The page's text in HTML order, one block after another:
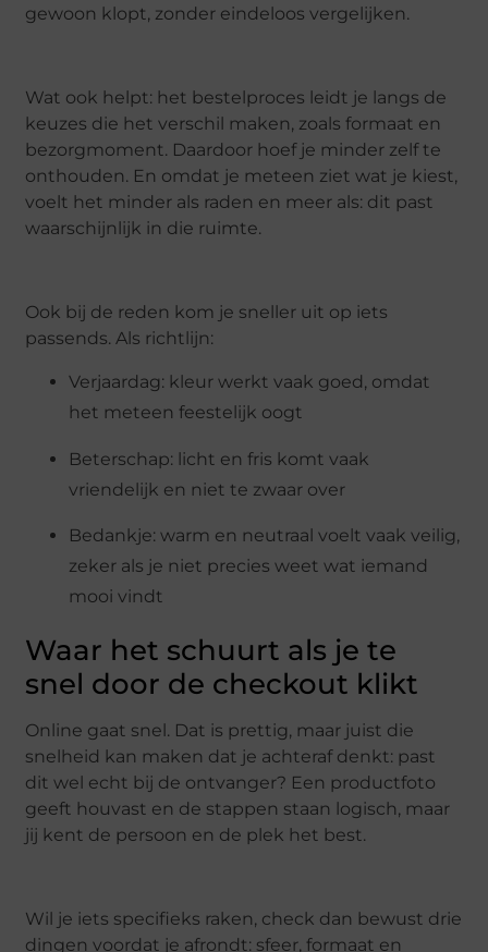
gewoon klopt, zonder eindeloos vergelijken.
Wat ook helpt: het bestelproces leidt je langs de
keuzes die het verschil maken, zoals formaat en
bezorgmoment. Daardoor hoef je minder zelf te
onthouden. En omdat je meteen ziet wat je kiest,
voelt het minder als raden en meer als: dit past
waarschijnlijk in die ruimte.
Ook bij de reden kom je sneller uit op iets
passends. Als richtlijn:
Verjaardag: kleur werkt vaak goed, omdat
het meteen feestelijk oogt
Beterschap: licht en fris komt vaak
vriendelijk en niet te zwaar over
Bedankje: warm en neutraal voelt vaak veilig,
zeker als je niet precies weet wat iemand
mooi vindt
Waar het schuurt als je te
snel door de checkout klikt
Online gaat snel. Dat is prettig, maar juist die
snelheid kan maken dat je achteraf denkt: past
dit wel echt bij de ontvanger? Een productfoto
geeft houvast en de stappen staan logisch, maar
jij kent de persoon en de plek het best.
Wil je iets specifieks raken, check dan bewust drie
dingen voordat je afrondt: sfeer, formaat en